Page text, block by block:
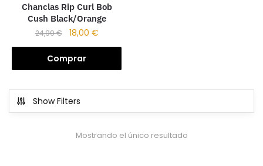
Chanclas Rip Curl Bob
Cush Black/Orange
24,99€ 18,00 €
Comprar
Show Filters
Mostrando el único resultado